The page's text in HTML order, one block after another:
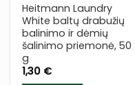
Heitmann Laundry
White baltų drabužių
balinimo ir dėmių
šalinimo priemonė, 50
g
1,30 €